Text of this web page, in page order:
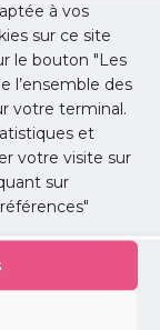
à vos
sur ce site
le bouton "Les
l’ensemble des
votre terminal.
et
votre visite sur
sur
5 rue